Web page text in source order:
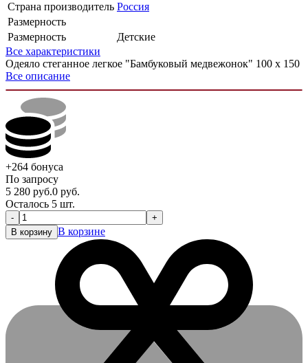
Страна производитель Россия
Размерность
Размерность
Детские
Все характеристики
Одеяло стеганное легкое "Бамбуковый медвежонок" 100 х 150
Все описание
+264 бонуса
По запросу
5 280 руб.0 руб.
Осталось 5 шт.
-
+
В корзину В корзине